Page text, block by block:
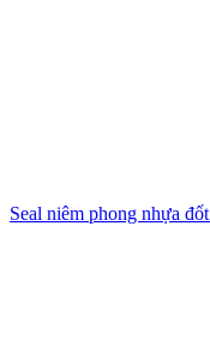
Seal niêm phong nhựa